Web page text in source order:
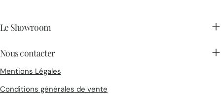
Le Showroom
Nous contacter
Mentions Légales
Conditions générales de vente